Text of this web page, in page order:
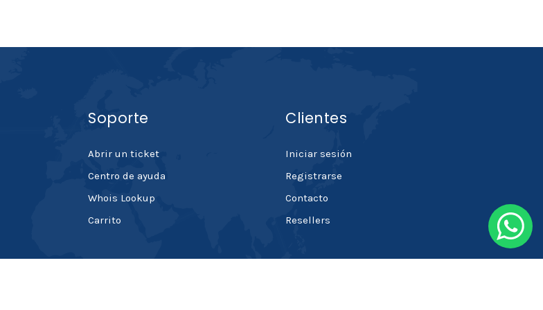
Soporte
Abrir un ticket
Centro de ayuda
Whois Lookup
Carrito
Clientes
Iniciar sesión
Registrarse
Contacto
Resellers